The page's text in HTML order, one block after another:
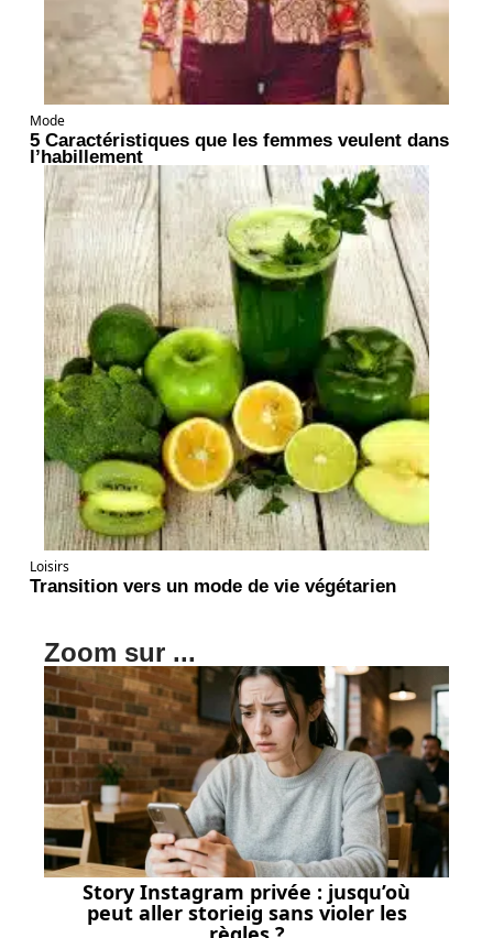
Mode
5 Caractéristiques que les femmes veulent dans
l’habillement
Loisirs
Transition vers un mode de vie végétarien
Zoom sur ...
Story Instagram privée : jusqu’où
peut aller storieig sans violer les